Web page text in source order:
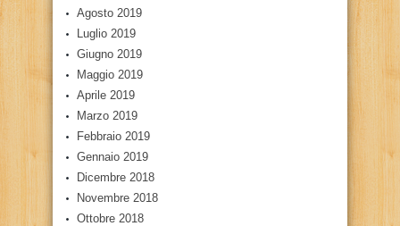
Agosto 2019
Luglio 2019
Giugno 2019
Maggio 2019
Aprile 2019
Marzo 2019
Febbraio 2019
Gennaio 2019
Dicembre 2018
Novembre 2018
Ottobre 2018